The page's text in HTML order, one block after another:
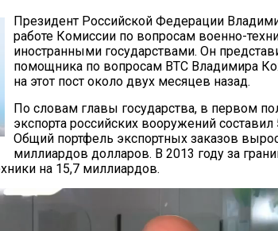
Президент Российской Федерации
работе Комиссии по вопросам военно-
иностранными государствами. Он
помощника по вопросам ВТС Владимира
на этот пост около двух месяцев назад.
По словам главы государства, в первом
экспорта российских вооружений
Общий портфель экспортных заказов
миллиардов долларов. В 2013 году за
на 15,7 миллиардов.